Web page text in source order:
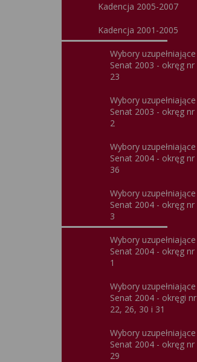
Kadencja 2005-2007
Kadencja 2001-2005
Wybory uzupełniające
Senat 2003 - okręg nr
23
Wybory uzupełniające
Senat 2003 - okręg nr
2
Wybory uzupełniające
Senat 2004 - okręg nr
36
Wybory uzupełniające
Senat 2004 - okręg nr
3
Wybory uzupełniające
Senat 2004 - okręg nr
1
Wybory uzupełniające
Senat 2004 - okręgi nr
22, 26, 30 i 31
Wybory uzupełniające
Senat 2004 - okręg nr
29